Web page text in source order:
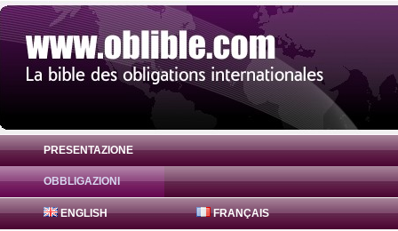
PRESENTAZIONE
OBBLIGAZIONI
ENGLISH FRANÇAIS
Obbligazione Landesbank Baden-
EUR